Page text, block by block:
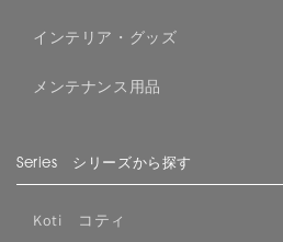
インテリア・グッズ
メンテナンス用品
Series シリーズから探す
Koti コティ